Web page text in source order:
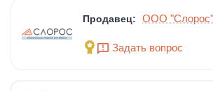
Продавец: ООО "Слорос"
Задать вопрос